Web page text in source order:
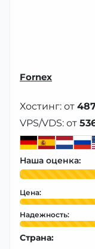
Fornex
Хостинг: от
VPS/VDS: от
Наша оценка:
Цена:
Надежность:
Страна: